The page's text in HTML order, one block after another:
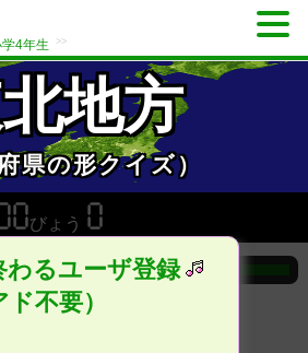
4年生 >>
地方
県の形クイズ）
びょう
わるユーザ登録
ド不要）